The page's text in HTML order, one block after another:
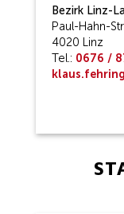
Bezirk Linz-
Paul-Hahn-
4020 Linz
Tel.: 0676 /